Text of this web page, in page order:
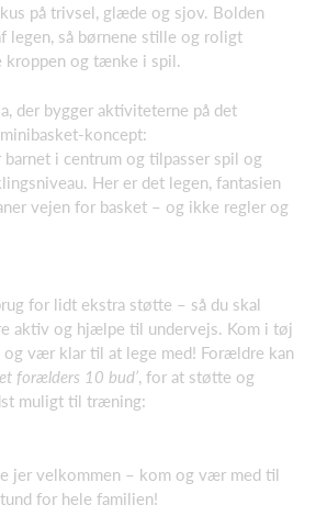
på trivsel, glæde og sjov. Bolden
legen, så børnene stille og roligt
kroppen og tænke i spil.
der bygger aktiviteterne på det
koncept:
i centrum og tilpasser spil og
Her er det legen, fantasien
vejen for basket – og ikke regler og
for lidt ekstra støtte – så du skal
aktiv og hjælpe til undervejs. Kom i tøj
vær klar til at lege med! Forældre kan
forælders 10 bud’ , for at støtte og
muligt til træning:
jer velkommen – kom og vær med til
for hele familien!